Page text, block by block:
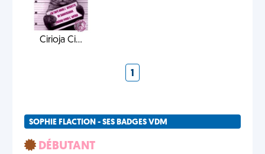
Cirioja Ci...
1
SOPHIE FLACTION - SES BADGES VDM
DÉBUTANT